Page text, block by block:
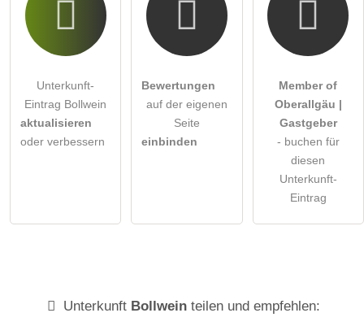
Unterkunft-
Eintrag Bollwein
aktualisieren
oder verbessern
Bewertungen
auf der eigenen
Seite
einbinden
Member of
Oberallgäu |
Gastgeber
- buchen für
diesen
Unterkunft-
Eintrag
Unterkunft Bollweinteilen und empfehlen: